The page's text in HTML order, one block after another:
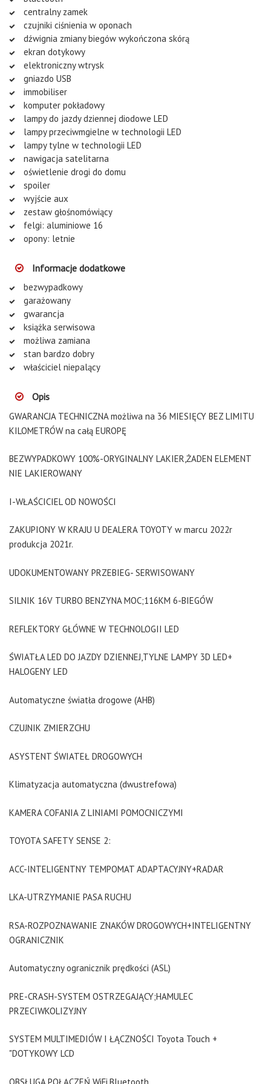
centralny zamek
czujniki ciśnienia w oponach
dźwignia zmiany biegów wykończona skórą
ekran dotykowy
elektroniczny wtrysk
gniazdo USB
immobiliser
komputer pokładowy
lampy do jazdy dziennej diodowe LED
lampy przeciwmgielne w technologii LED
lampy tylne w technologii LED
nawigacja satelitarna
oświetlenie drogi do domu
spoiler
wyjście aux
zestaw głośnomówiący
felgi: aluminiowe 16
opony: letnie
Informacje dodatkowe
bezwypadkowy
garażowany
gwarancja
książka serwisowa
możliwa zamiana
stan bardzo dobry
właściciel niepalący
Opis
GWARANCJA TECHNICZNA możliwa na 36 MIESIĘCY BEZ LIMITU
KILOMETRÓW na całą EUROPĘ
BEZWYPADKOWY 100%-ORYGINALNY LAKIER,ŻADEN ELEMENT
NIE LAKIEROWANY
I-WŁAŚCICIEL OD NOWOŚCI
ZAKUPIONY W KRAJU U DEALERA TOYOTY w marcu 2022r
produkcja 2021r.
UDOKUMENTOWANY PRZEBIEG- SERWISOWANY
SILNIK 16V TURBO BENZYNA MOC;116KM 6-BIEGÓW
REFLEKTORY GŁÓWNE W TECHNOLOGII LED
ŚWIATŁA LED DO JAZDY DZIENNEJ,TYLNE LAMPY 3D LED+
HALOGENY LED
Automatyczne światła drogowe (AHB)
CZUJNIK ZMIERZCHU
ASYSTENT ŚWIATEŁ DROGOWYCH
Klimatyzacja automatyczna (dwustrefowa)
KAMERA COFANIA Z LINIAMI POMOCNICZYMI
TOYOTA SAFETY SENSE 2:
ACC-INTELIGENTNY TEMPOMAT ADAPTACYJNY+RADAR
LKA-UTRZYMANIE PASA RUCHU
RSA-ROZPOZNAWANIE ZNAKÓW DROGOWYCH+INTELIGENTNY
OGRANICZNIK
Automatyczny ogranicznik prędkości (ASL)
PRE-CRASH-SYSTEM OSTRZEGAJĄCY;HAMULEC
PRZECIWKOLIZYJNY
SYSTEM MULTIMEDIÓW I ŁĄCZNOŚCI Toyota Touch +
"DOTYKOWY LCD
OBSŁUGA POŁĄCZEŃ WiFi,Bluetooth